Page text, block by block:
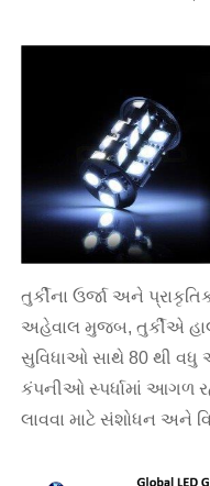
તુર્કીના ઉર્જા અને
અહેવાલ મુજબ, તુર્કીએ
સુવિધાઓ સાથે 80 થી વધુ
કંપનીઓ સ્પર્ધામાં આગળ
લાવવા માટે સંશોધન અને